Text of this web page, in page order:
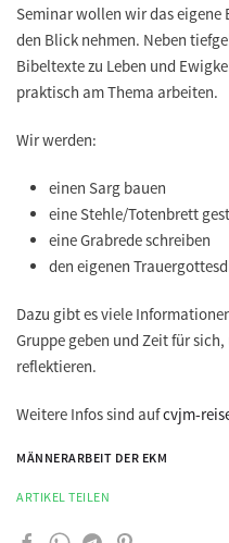
Seminar wollen wir das eigene
den Blick nehmen. Neben
Bibeltexte zu Leben und
praktisch am Thema arbeiten.
Wir werden:
einen Sarg bauen
eine Stehle/Totenbrett
eine Grabrede schreiben
den eigenen
Dazu gibt es viele
Gruppe geben und Zeit für
reflektieren.
Weitere Infos sind aufcvjm-
MÄNNERARBEIT DER EKM
ARTIKEL TEILEN